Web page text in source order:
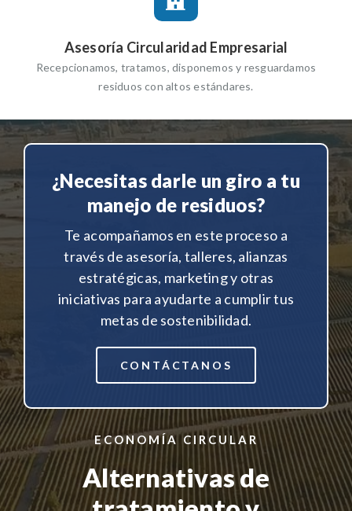
Asesoría Circularidad Empresarial
Recepcionamos, tratamos, disponemos y resguardamos
residuos con altos estándares.
¿Necesitas darle un giro a tu
manejo de residuos?
Te acompañamos en este proceso a
través de asesoría, talleres, alianzas
estratégicas, marketing y otras
iniciativas para ayudarte a cumplir tus
metas de sostenibilidad.
CONTÁCTANOS
ECONOMÍA CIRCULAR
Alternativas de